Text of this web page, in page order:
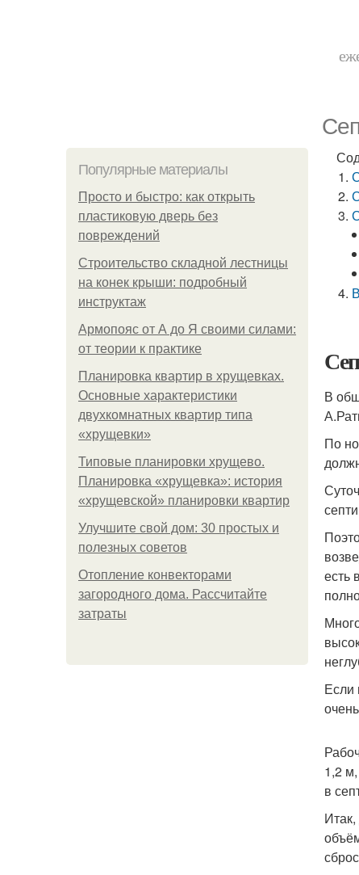
Популярные материалы
Просто и быстро: как открыть
пластиковую дверь без
повреждений
Строительство складной лестницы
на конек крыши: подробный
инструктаж
Армопояс от А до Я своими силами:
от теории к практике
Планировка квартир в хрущевках.
Основные характеристики
двухкомнатных квартир типа
«хрущевки»
Типовые планировки хрущево.
Планировка «хрущевка»: история
«хрущевской» планировки квартир
Улучшите свой дом: 30 простых и
полезных советов
Отопление конвекторами
загородного дома. Рассчитайте
затраты
В
По
есть
Если
1,2
в